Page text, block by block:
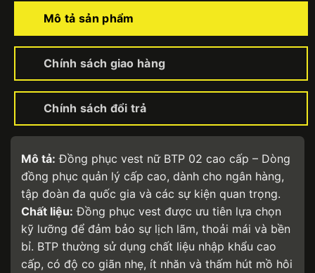
Mô tả sản phẩm
Chính sách giao hàng
Chính sách đổi trả
Mô tả: Đồng phục vest nữ BTP 02 cao cấp – Dòng
đồng phục quản lý cấp cao, dành cho ngân hàng,
tập đoàn đa quốc gia và các sự kiện quan trọng.
Chất liệu: Đồng phục vest được ưu tiên lựa chọn
kỹ lưỡng để đảm bảo sự lịch lãm, thoải mái và bền
bỉ. BTP thường sử dụng chất liệu nhập khẩu cao
cấp, có độ co giãn nhẹ, ít nhăn và thấm hút mồ hôi